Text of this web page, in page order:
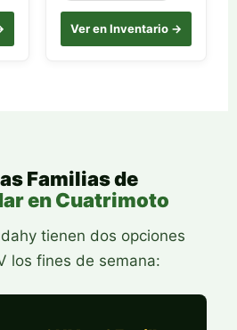
Ver en Inventario →
Familias de
en Cuatrimoto
tienen dos opciones
los fines de semana: